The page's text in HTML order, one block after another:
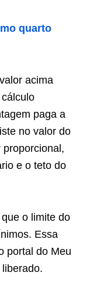
quarto
acima
paga a
no valor do
e o teto do
o limite do
Essa
portal do Meu